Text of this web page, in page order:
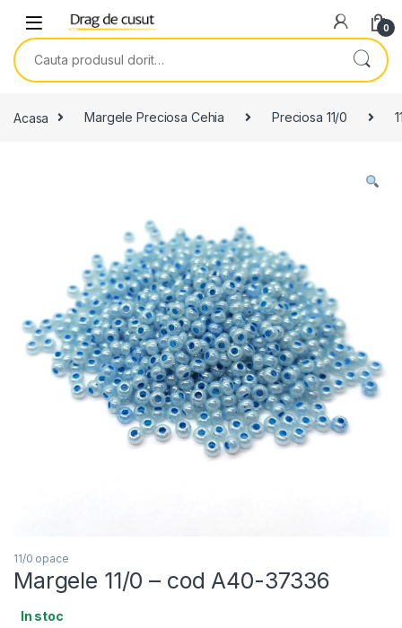
0
Search for:
Acasa Margele Preciosa Cehia Preciosa 11/0
11/0 opace
Margele 11/0 – cod A40-37336
In stoc